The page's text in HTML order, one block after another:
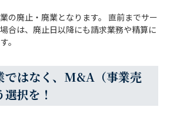
の廃止・廃業となります。 直前までサー
合は、廃止日以降にも請求業務や精算に
。
ではなく、M&A（事業売
択を！